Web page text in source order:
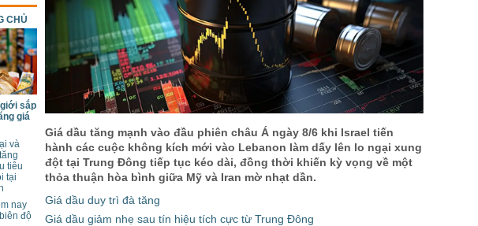
Giá dầu tăng mạnh vào đầu phiên châu Á ngày 8/6 khi Israel tiến
hành các cuộc không kích mới vào Lebanon làm dấy lên lo ngại xung
đột tại Trung Đông tiếp tục kéo dài, đồng thời khiến kỳ vọng về một
thỏa thuận hòa bình giữa Mỹ và Iran mờ nhạt dần.
Giá dầu duy trì đà tăng
Giá dầu giảm nhẹ sau tín hiệu tích cực từ Trung Đông
CHỦ
sắp
giá
và
tiêu
tại
nay
độ